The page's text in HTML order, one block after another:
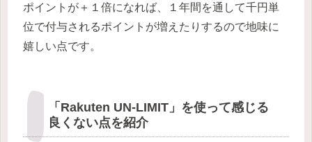
ポイントが＋１倍になれば、１年間を通して千円単
位で付与されるポイントが増えたりするので地味に
嬉しい点です。
「Rakuten UN-LIMIT」を使って感じる
良くない点を紹介